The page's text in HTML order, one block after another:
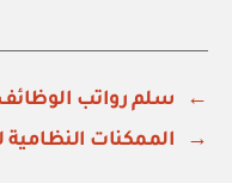
←
سلم رواتب
→
الممكنات النظامية